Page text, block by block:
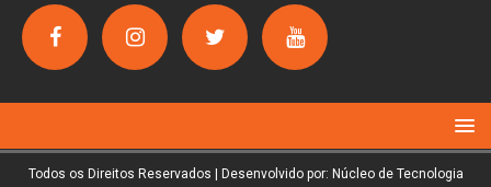
Todos os Direitos Reservados | Desenvolvido por: Núcleo de Tecnologia